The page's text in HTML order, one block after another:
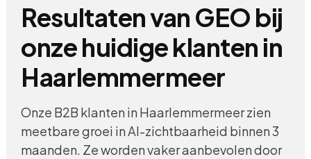
Resultaten van GEO bij
onze huidige klanten in
Haarlemmermeer
Onze B2B klanten in Haarlemmermeer zien
meetbare groei in AI-zichtbaarheid binnen 3
maanden. Ze worden vaker aanbevolen door